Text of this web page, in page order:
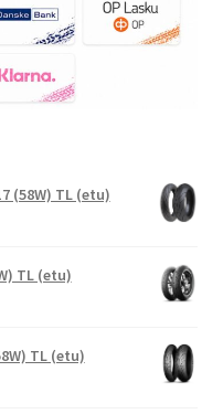
(58W) TL (etu)
TL (etu)
TL (etu)